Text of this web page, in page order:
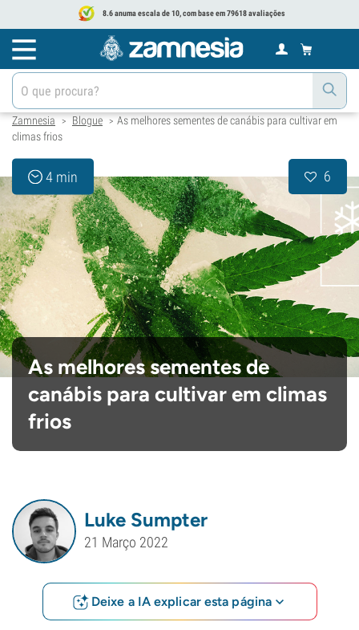
8.6 anuma escala de 10, com base em 79618 avaliações
Zamnesia > Blogue > As melhores sementes de canábis para cultivar em
climas frios
4 min 6
As melhores sementes de
canábis para cultivar em climas
frios
Luke Sumpter
21 Março 2022
Deixe a IA explicar esta página